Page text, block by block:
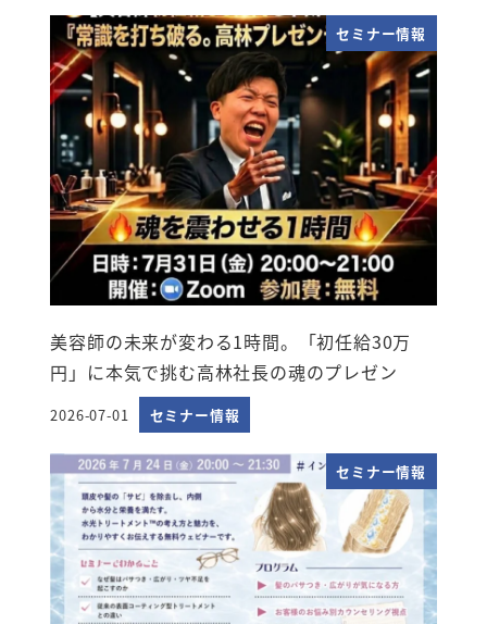
セミナー情報
美容師の未来が変わる1時間。「初任給30万
円」に本気で挑む高林社長の魂のプレゼン
投稿日
2026-07-01 セミナー情報
セミナー情報